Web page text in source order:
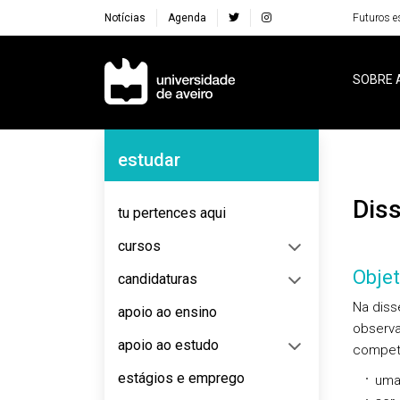
Notícias Agenda Futuros
Navegação Principal
SOBRE
Navegação Lateral
estudar
tu pertences aqui
cursos
candidaturas
apoio ao ensino
apoio ao estudo
estágios e emprego
Na